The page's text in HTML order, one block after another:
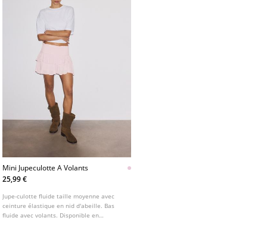
Mini Jupeculotte A Volants
25,99 €
Jupe-culotte fluide taille moyenne avec
ceinture élastique en nid d'abeille. Bas
fluide avec volants. Disponible en